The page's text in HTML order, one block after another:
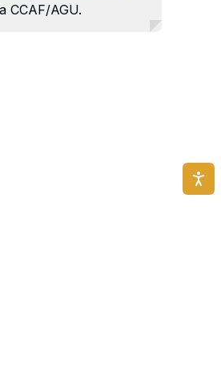
CCAF/AGU.